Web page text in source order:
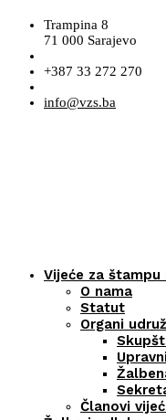
Trampina 8
71 000 Sarajevo
+387 33 272 270
info@vzs.ba
Vijeće za štampu
O nama
Statut
Organi
Članovi